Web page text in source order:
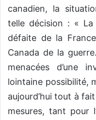
canadien, la
telle décision : « La
défaite de la
Canada de la
menacées d’une
lointaine possibilité,
aujourd’hui tout à
mesures, tant pour